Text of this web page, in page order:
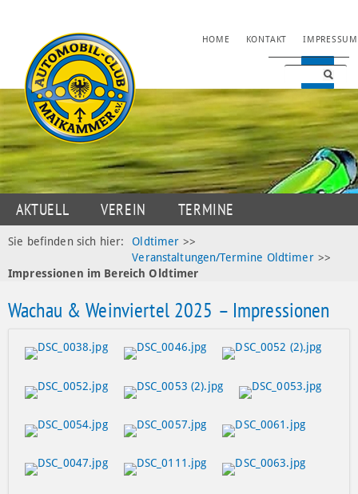
NAVIGATION
HOME KONTAKT IMPRESSUM
NAVIGATION
ÜBERSPRINGEN
AKTUELL VEREIN
TERMINE
JUGENDSPORT
MOTORSPORT
DATENSCHUTZ
Sie befinden sich hier: Oldtimer >>
Veranstaltungen/Termine Oldtimer >>
Impressionen im Bereich Oldtimer
Wachau & Weinviertel 2025 – Impressionen